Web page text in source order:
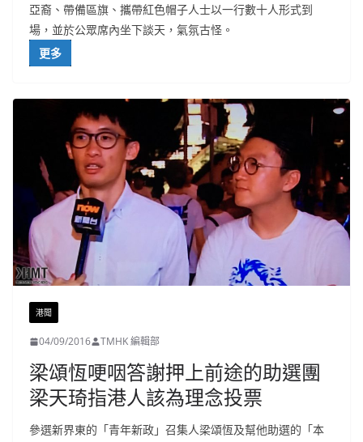
亞裔、帶備區旗、攜帶紅色帽子人士以一行數十人形式到
場，並於公眾席內坐下談天，氣氛古怪。
更多
港聞
04/09/2016 TMHK 編輯部
梁頌恆哽咽答謝押上前途的助選團
梁天琦指港人該為理念投票
參選新界東的「青年新政」召集人梁頌恆及幫他助選的「本